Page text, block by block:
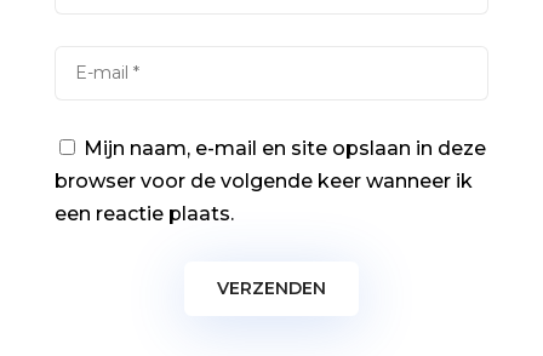
Mijn naam, e-mail en site opslaan in deze
browser voor de volgende keer wanneer ik
een reactie plaats.